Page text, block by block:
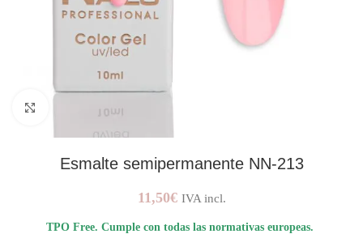
AMPLIAR IMAGEN
Esmalte semipermanente NN-213
11,50€ IVA incl.
TPO Free. Cumple con todas las normativas europeas.